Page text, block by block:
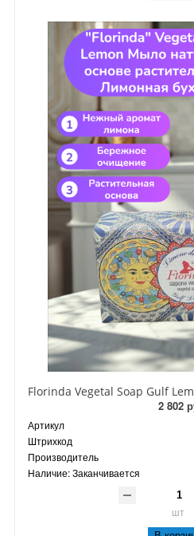
2 802
Артикул
Штрихкод
Производитель
Наличие:Заканчивается
шт